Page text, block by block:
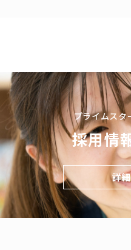
プライムスタ
採用情
詳